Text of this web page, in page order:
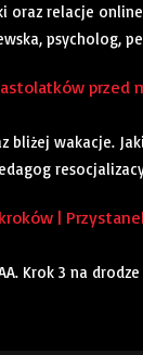
oraz relacje
psycholog,
przed
bliżej wakacje.
|
Krok 3 na